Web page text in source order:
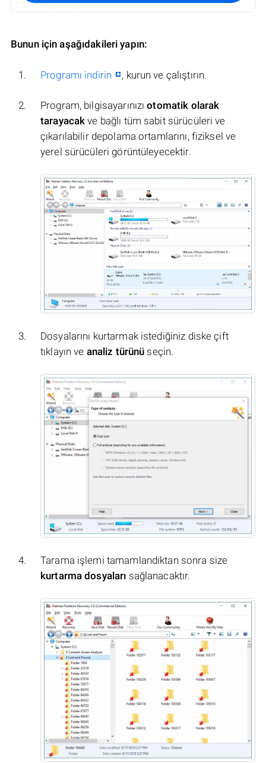
Bunun için aşağıdakileri yapın:
Programı indirin , kurun ve çalıştırın.
Program, bilgisayarınızıotomatik olarak
tarayacak ve bağlı tüm sabit sürücüleri ve
çıkarılabilir depolama ortamlarını, fiziksel ve
yerel sürücüleri görüntüleyecektir.
Dosyalarını kurtarmak istediğiniz diske çift
tıklayın ve analiz türünü seçin.
Tarama işlemi tamamlandıktan sonra size
kurtarma dosyaları sağlanacaktır.